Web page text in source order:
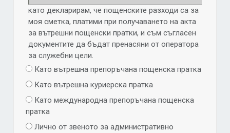
като декларирам, че пощенските разходи са за
моя сметка, платими при получаването на акта
за вътрешни пощенски пратки, и съм съгласен
документите да бъдат пренасяни от оператора
за служебни цели.
Като вътрешна препоръчана пощенска пратка
Като вътрешна куриерска пратка
Като международна препоръчана пощенска
пратка
Лично от звеното за административно